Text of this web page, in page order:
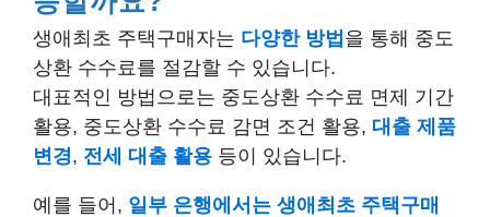
생애최초 주택구매자는 다양한 방법 을 통해 중도
상환 수수료를 절감할 수 있습니다.
대표적인 방법으로는 중도상환 수수료 면제 기간
활용, 중도상환 수수료 감면 조건 활용, 대출 제품
변경, 전세 대출 활용 등이 있습니다.
예를 들어, 일부 은행에서는 생애최초 주택구매